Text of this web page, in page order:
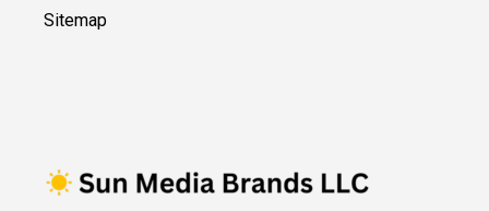
Sitemap